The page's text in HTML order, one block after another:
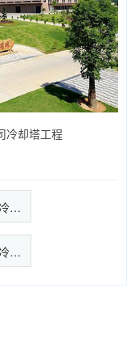
冷却塔工程
华润三九医药股份有限公司冷却塔…
中国长城科技集团有限公司冷却塔